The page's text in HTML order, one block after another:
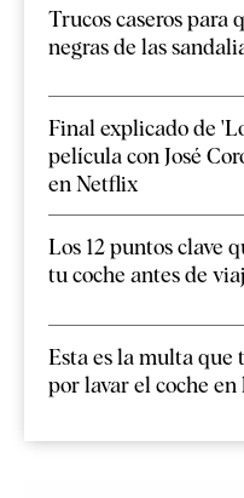
Trucos caseros para
negras de las
Final explicado de
película con José
en Netflix
Los 12 puntos clave
tu coche antes de
Esta es la multa que
por lavar el coche en